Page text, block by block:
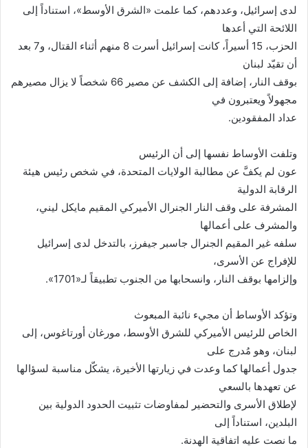
لدى إسرائيل، وعددهم، كما علمت «الشرق الأوسط»، استناداً إلى
اللائحة التي أعدها
الحزب، 15 أسيراً، كانت إسرائيل أسرت 8 منهم أثناء القتال، و7 بعد
أن تقيّد لبنان
بوقف النار، إضافة إلى الكشف عن مصير 66 شخصاً لا يزال مصيرهم
مجهولاً ويعتبرون في
عداد المفقودين.
وتلفت الأوساط نفسها إلى أن الرئيس
عون لم يكفَّ عن مطالبة الولايات المتحدة، في شخص رئيس هيئة
الرقابة الدولية
المشرفة على وقف النار الجنرال الأميركي المقيم مايكل ليني،
والمشرف على أعمالها
سلفه غير المقيم الجنرال جاسبر جيفرز، بالتدخل لدى إسرائيل
للإفراج عن الأسرى،
وإلزامها بوقف النار، وانسحابها من الجنوب تطبيقاً لـ«1701
».
وتؤكد الأوساط أن مجيء نائبة المبعوث
الخاص للرئيس الأميركي للشرق الأوسط، مورغان أورتاغوس، إلى
لبنان، وهو مُدرج على
جدول أعمالها كما وعدت في زيارتها الأخيرة، يشكّل مناسبة لسؤالها
عن تعهدها بالسعي
لإطلاق الأسرى والتحضير لمفاوضات تثبيت الحدود الدولية بين
البلدين، استناداً إلى
ما نصت عليه اتفاقية الهدنة.